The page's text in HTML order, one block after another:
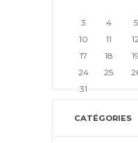
3
4 5
10
11
17
18 19
24
25
31
CATÉGORIES